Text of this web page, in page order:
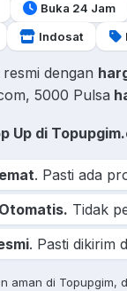
Buka 24 Jam
Indosat
dengan
5000 Pulsa
Up di
. Pasti ada
Tidak
. Pasti dikirim
aman di Topupgim,